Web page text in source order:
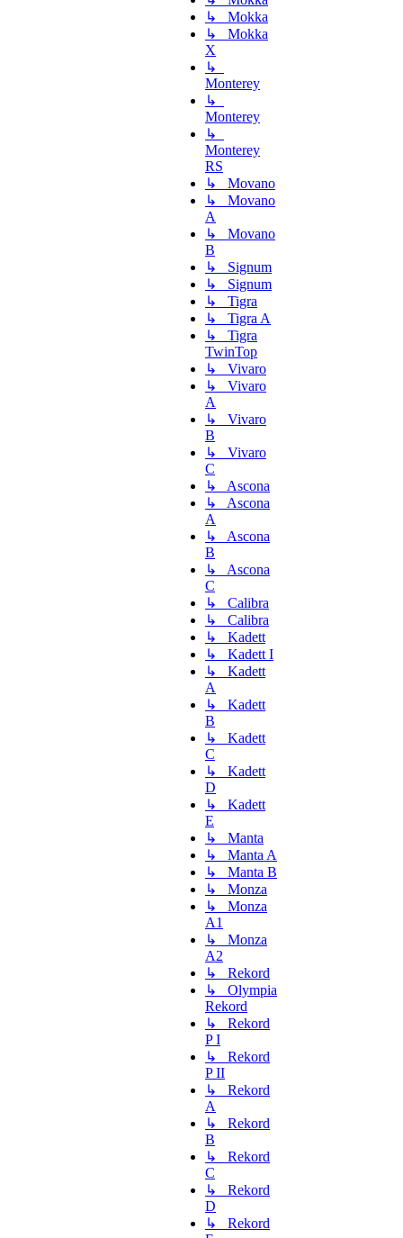
↳ Mokka
↳ Mokka
X
↳
Monterey
↳
Monterey
↳
Monterey
RS
↳ Movano
↳ Movano
A
↳ Movano
B
↳ Signum
↳ Signum
↳ Tigra
↳ Tigra A
↳ Tigra
TwinTop
↳ Vivaro
↳ Vivaro
A
↳ Vivaro
B
↳ Vivaro
C
↳ Ascona
↳ Ascona
A
↳ Ascona
B
↳ Ascona
C
↳ Calibra
↳ Calibra
↳ Kadett
↳ Kadett I
↳ Kadett
A
↳ Kadett
B
↳ Kadett
C
↳ Kadett
D
↳ Kadett
E
↳ Manta
↳ Manta A
↳ Manta B
↳ Monza
↳ Monza
A1
↳ Monza
A2
↳ Rekord
↳ Olympia
Rekord
↳ Rekord
P I
↳ Rekord
P II
↳ Rekord
A
↳ Rekord
B
↳ Rekord
C
↳ Rekord
D
↳ Rekord